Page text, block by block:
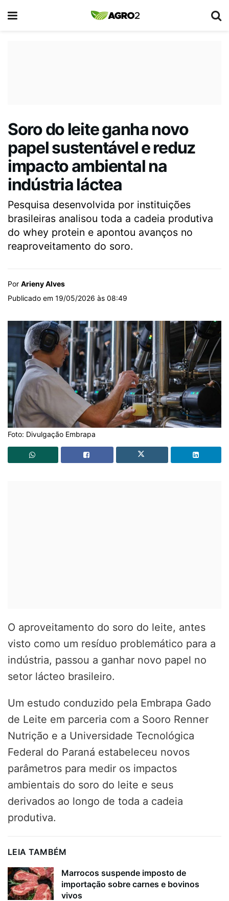
Soro do leite ganha novo
papel sustentável e reduz
impacto ambiental na
indústria láctea
Pesquisa desenvolvida por instituições
brasileiras analisou toda a cadeia produtiva
do whey protein e apontou avanços no
reaproveitamento do soro.
Por Arieny Alves
Publicado em 19/05/2026 às 08:49
Foto: Divulgação Embrapa
O aproveitamento do soro do leite, antes
visto como um resíduo problemático para a
indústria, passou a ganhar novo papel no
setor lácteo brasileiro.
Um estudo conduzido pela Embrapa Gado
de Leite em parceria com a Sooro Renner
Nutrição e a Universidade Tecnológica
Federal do Paraná estabeleceu novos
parâmetros para medir os impactos
ambientais do soro do leite e seus
derivados ao longo de toda a cadeia
produtiva.
LEIA TAMBÉM
Marrocos suspende imposto de
importação sobre carnes e bovinos
vivos